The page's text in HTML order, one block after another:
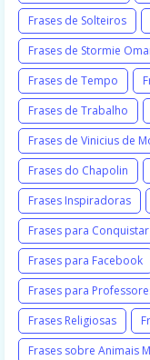
Frases de Solteiros
Frases de Stormie
Frases de Tempo
Frases de Trabalho
Frases de Vinicius de
Frases do Chapolin
Frases Inspiradoras
Frases para Conquistar
Frases para Facebook
Frases para
Frases Religiosas
Frases sobre Animais